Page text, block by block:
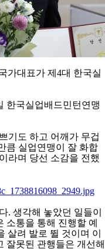
가대표가 제 4대 한국실
한국실업배드민턴연맹
기도 하고 어깨가 무겁
큼 실업연맹이 잘 화합
이라며 당선 소감을 전했
. 생각해 놓았던 일들이
소통을 통해 진행할 예
살려 발로 뛸 것이며 이
잘못된 관행들은 개선해